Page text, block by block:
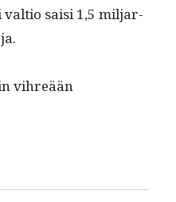
saisi 1,5 mil­jar­
vihreään